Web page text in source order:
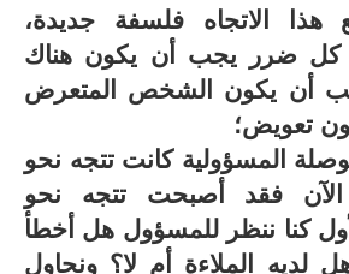
الاتجاه فلسفة جديدة،
كل ضرر يجب أن يكون هناك
أن يكون الشخص المتعرض
تعويض؛
المسؤولية كانت تتجه نحو
فقد أصبحت تتجه نحو
كنا ننظر للمسؤول هل أخطأ
الملاءة أم لا؟ ونحاول